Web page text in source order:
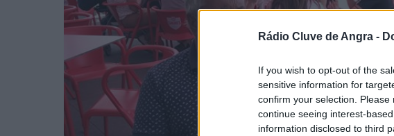
Rádio Cluve de Angra -
If you wish to opt-out of the
sensitive information for
confirm your selection.
continue seeing interest-
information disclosed to third